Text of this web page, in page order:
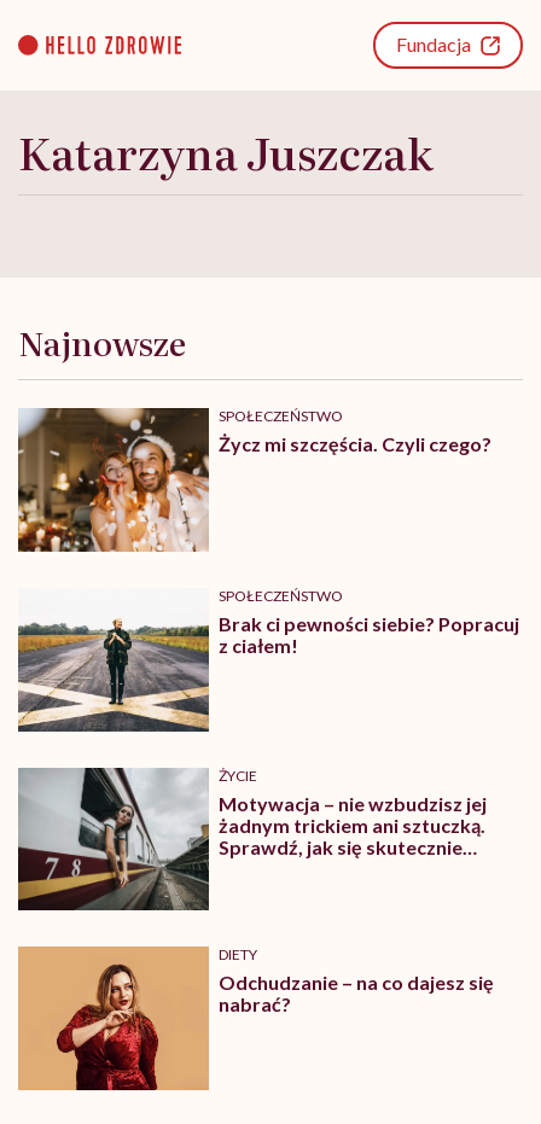
content
Fundacja
Katarzyna Juszczak
Najnowsze
SPOŁECZEŃSTWO
Życz mi szczęścia. Czyli czego?
SPOŁECZEŃSTWO
Brak ci pewności siebie? Popracuj
z ciałem!
ŻYCIE
Motywacja – nie wzbudzisz jej
żadnym trickiem ani sztuczką.
Sprawdź, jak się skutecznie
DIETY
Odchudzanie – na co dajesz się
nabrać?